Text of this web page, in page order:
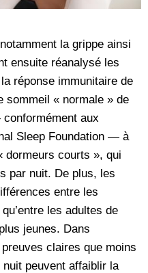
la grippe ainsi
ensuite réanalysé les
réponse immunitaire de
sommeil « normale » de
aux
Sleep Foundation — à
dormeurs courts », qui
par nuit. De plus, les
entre les
les adultes de
jeunes. Dans
claires que moins
peuvent affaiblir la